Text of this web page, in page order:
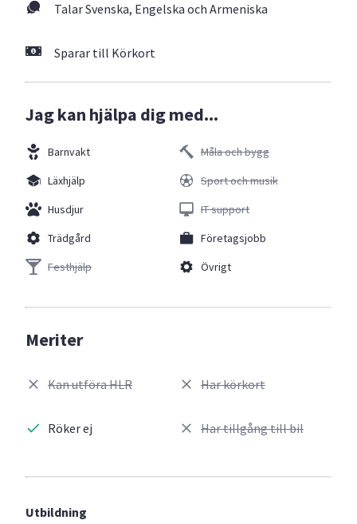
Talar Svenska, Engelska och Armeniska
Sparar till Körkort
Jag kan hjälpa dig med...
Barnvakt
Läxhjälp
Husdjur
Trädgård
Festhjälp
Måla och bygg
Sport och musik
IT support
Företagsjobb
Övrigt
Meriter
Kan utföra HLR
Röker ej
Har körkort
Har tillgång till bil
Utbildning